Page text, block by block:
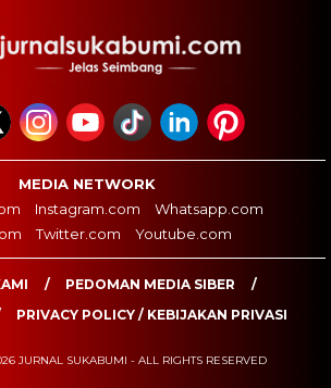
MEDIA NETWORK
Instagram.com
Whatsapp.com
Twitter.com Youtube.com
PEDOMAN MEDIA SIBER
PRIVACY POLICY / KEBIJAKAN PRIVASI
JURNAL SUKABUMI - ALL RIGHTS RESERVED